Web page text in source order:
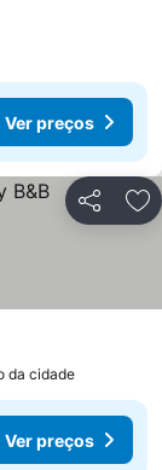
Ver preços
Partilhar
Ver preços
da cidade
Ver preços